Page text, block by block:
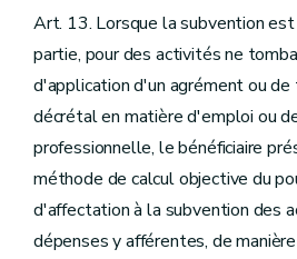
Art. 13. Lorsque la subvention
partie, pour des activités ne
d'application d'un agrément ou
décrétal en matière d'emploi ou
professionnelle, le bénéficiaire
méthode de calcul objective du
d'affectation à la subvention des
dépenses y afférentes, de